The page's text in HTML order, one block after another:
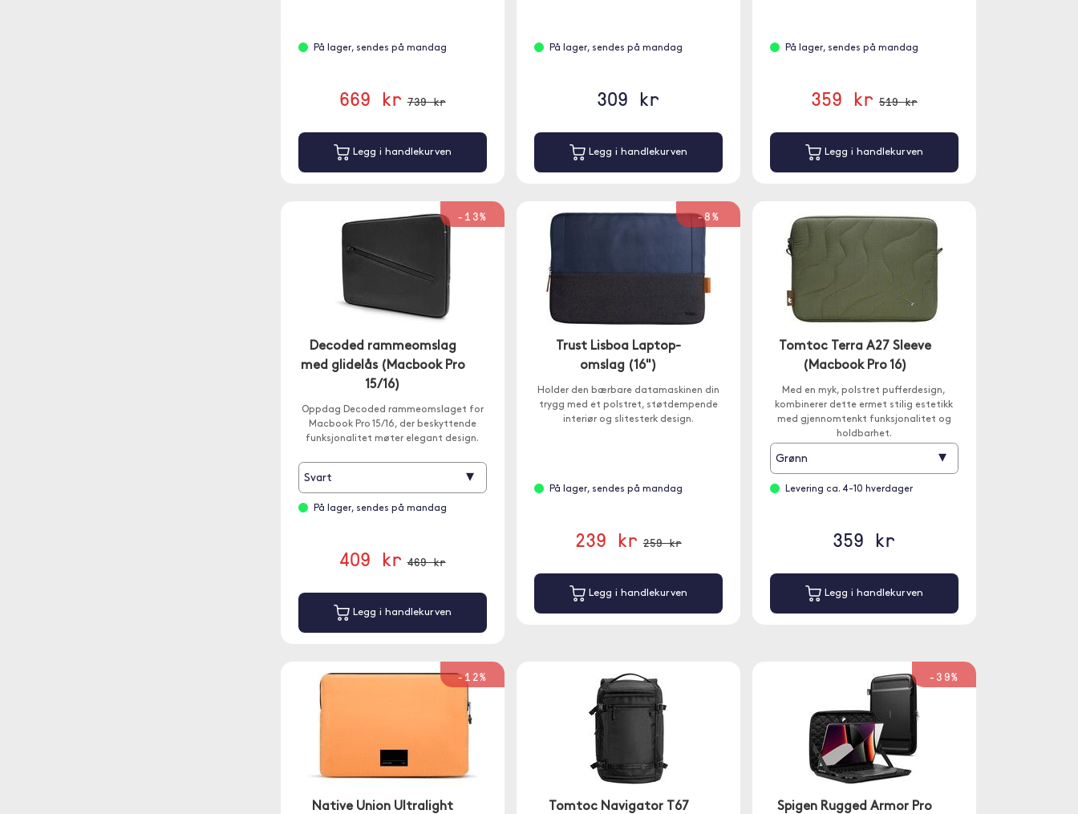
På lager, sendes på mandag
669 kr 739 kr
Legg i handlekurven
På lager, sendes på mandag
309 kr
Legg i handlekurven
På lager, sendes på mandag
359 kr 519 kr
Legg i handlekurven
-13%
Decoded rammeomslag
med glidelås (Macbook Pro
15/16)
Oppdag Decoded rammeomslaget for
Macbook Pro 15/16, der beskyttende
funksjonalitet møter elegant design.
Svart ▾
På lager, sendes på mandag
409 kr 469 kr
Legg i handlekurven
-8%
Trust Lisboa Laptop-
omslag (16")
Holder den bærbare datamaskinen din
trygg med et polstret, støtdempende
interiør og slitesterk design.
På lager, sendes på mandag
239 kr 259 kr
Legg i handlekurven
Tomtoc Terra A27 Sleeve
(Macbook Pro 16)
Med en myk, polstret pufferdesign,
kombinerer dette ermet stilig estetikk
med gjennomtenkt funksjonalitet og
holdbarhet.
Grønn ▾
Levering ca. 4-10 hverdager
359 kr
Legg i handlekurven
-12%
Native Union Ultralight
Tomtoc Navigator T67
-39%
Spigen Rugged Armor Pro